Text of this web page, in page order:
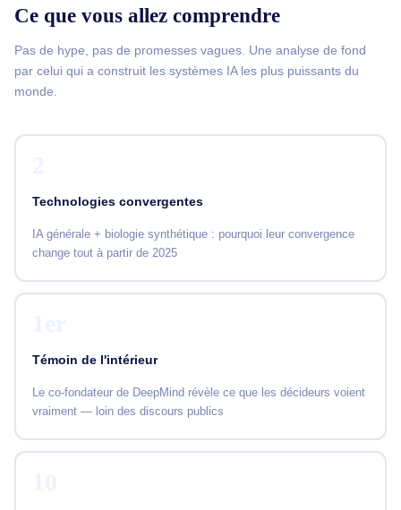
Ce que vous allez comprendre
Pas de hype, pas de promesses vagues. Une analyse de fond
par celui qui a construit les systèmes IA les plus puissants du
monde.
Technologies convergentes
IA générale + biologie synthétique : pourquoi leur convergence
change tout à partir de 2025
Témoin de l'intérieur
Le co-fondateur de DeepMind révèle ce que les décideurs voient
vraiment — loin des discours publics